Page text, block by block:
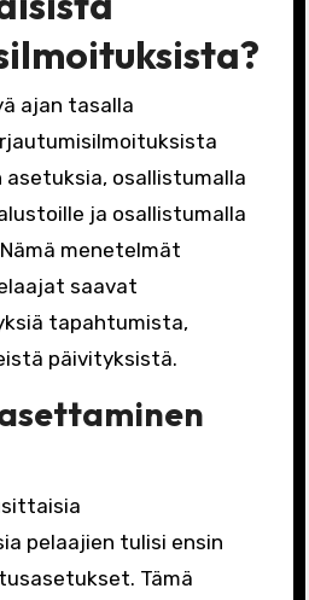
ajan tasalla
asetuksia, osallistumalla
ja osallistumalla
menetelmät
saavat
tapahtumista,
päivityksistä.
pelaajien tulisi ensin
Tämä